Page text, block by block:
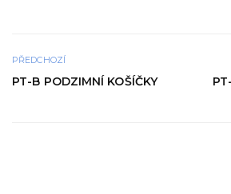
PŘEDCHOZÍ
PT-B PODZIMNÍ KOŠÍČKY